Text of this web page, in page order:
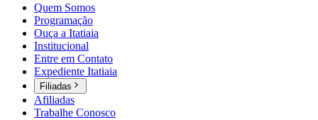
Quem Somos
Programação
Ouça a Itatiaia
Institucional
Entre em Contato
Expediente Itatiaia
Filiadas
Afiliadas
Trabalhe Conosco